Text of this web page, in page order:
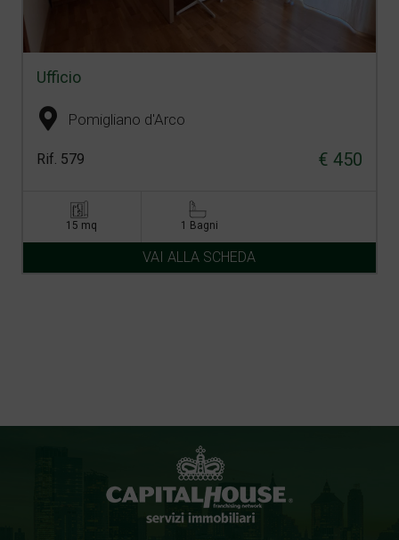
Ufficio
Pomigliano d'Arco
Rif. 579 € 450
15 mq 1 Bagni
VAI ALLA SCHEDA